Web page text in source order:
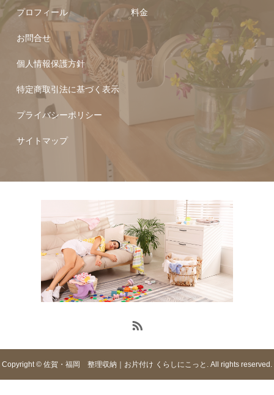
プロフィール
お問合せ
料金
個人情報保護方針
特定商取引法に基づく表示
プライバシーポリシー
サイトマップ
Copyright © 佐賀・福岡 整理収納｜お片付け くらしにこっと. All rights reserved.